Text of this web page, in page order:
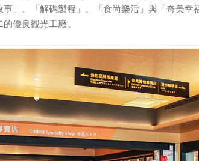
」、「解碼製程」、「食尚樂活」與「奇美幸
優良觀光工廠。